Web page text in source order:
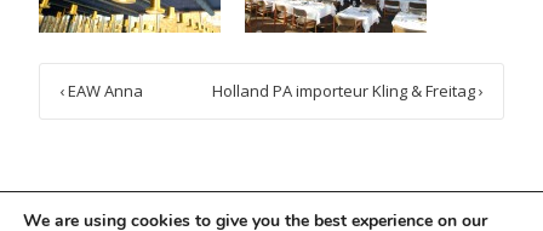
Post
navigation
‹EAW Anna Holland PA importeur Kling & Freitag›
We are using cookies to give you the best experience on our